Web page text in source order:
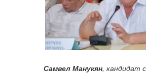
Самвел Манукян, кандидат